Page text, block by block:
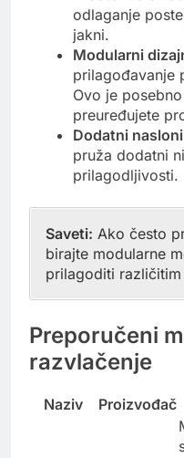
odlaganje
jakni.
Modularni
prilagođavanje
Ovo je
preuređujete
Dodatni
pruža dodatni
prilagodljivosti.
Saveti: Ako često
birajte modularne
prilagoditi različitim
Preporučeni
razvlačenje
Naziv Proizvođač